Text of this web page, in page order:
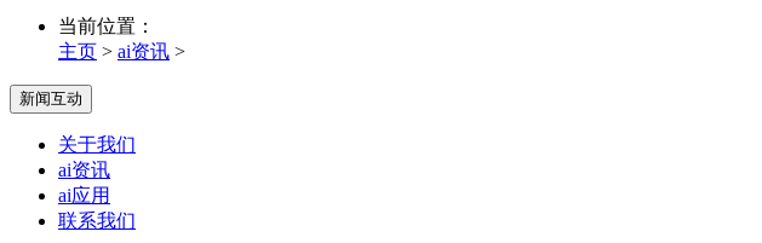
当前位置：
主页 > ai资讯 >
新闻互动
关于我们
ai资讯
ai应用
联系我们